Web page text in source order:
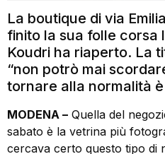
La boutique di via
finito la sua folle corsa
Koudri ha riaperto. La
“non potrò mai
tornare alla normalità
MODENA – Quella del
sabato è la vetrina più
cercava certo questo tipo di